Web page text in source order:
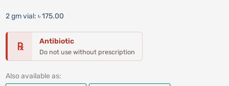
2 gm vial: ৳ 175.00
℞ Antibiotic
Do not use without prescription
Also available as: